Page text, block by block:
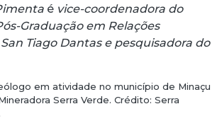
é vice-coordenadora do
Graduação em Relações
Tiago Dantas e pesquisadora do
em atividade no município de Minaçu
Serra Verde. Crédito: Serra